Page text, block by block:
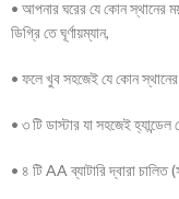
• আপনার ঘরের যে কোন স্থানের
ডিগ্রি তে ঘূর্ণায়ম্যান,
• ফলে খুব সহজেই যে কোন স্থানের
• ৩ টি ডাস্টার যা সহজেই
• ৪ টি AA ব্যাটারি দ্বারা চালিত